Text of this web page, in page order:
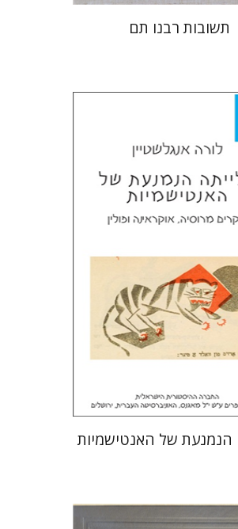
תשובות רבנו תם
מירי אליאב-פלדון
דורון מגן
הנחת אתר ספר מודפס
$32
הנמנעת של האנטישמיות